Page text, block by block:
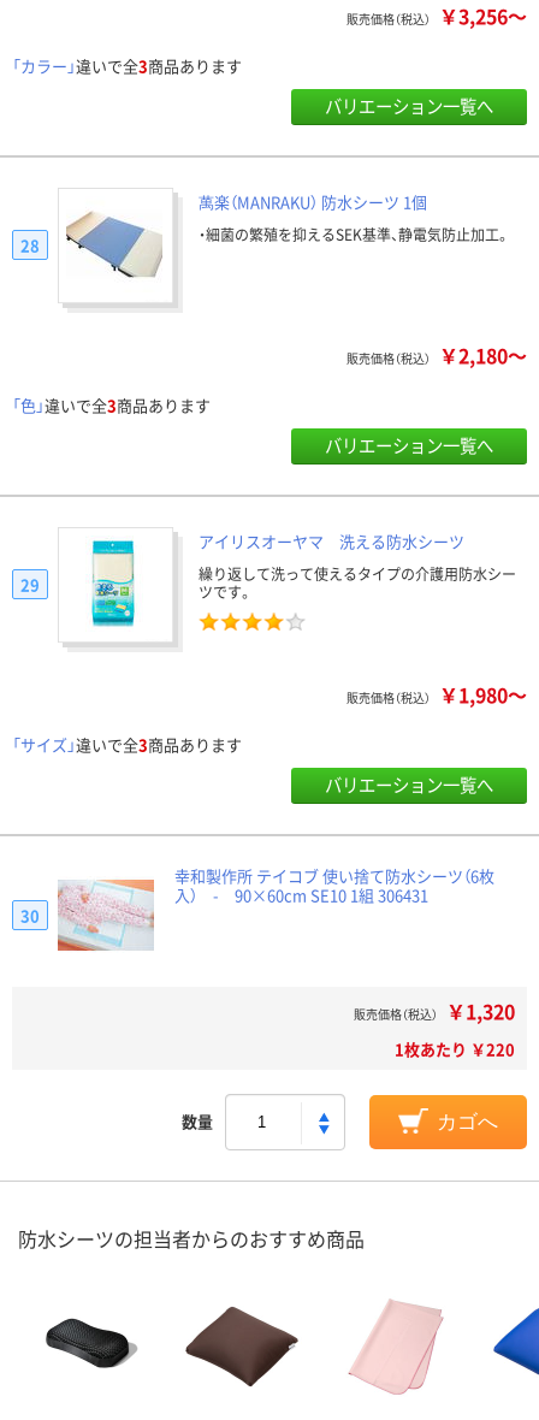
販売価格（税込） ￥3,256～
「カラー」違いで全3商品あります
バリエーション一覧へ
萬楽（MANRAKU） 防水シーツ 1個
・細菌の繁殖を抑えるSEK基準、静電気防止加工。
28
販売価格（税込） ￥2,180～
「色」違いで全3商品あります
バリエーション一覧へ
アイリスオーヤマ 洗える防水シーツ
繰り返して洗って使えるタイプの介護用防水シー
ツです。
29
販売価格（税込） ￥1,980～
「サイズ」違いで全3商品あります
バリエーション一覧へ
幸和製作所 テイコブ 使い捨て防水シーツ（6枚
入） - 90×60cm SE10 1組 306431
30
販売価格（税込） ￥1,320
1枚あたり ￥220
数量 カゴへ
防水シーツの担当者からのおすすめ商品